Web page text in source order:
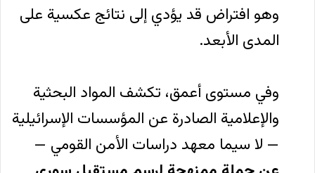
وهو افتراض قد يؤدي إلى نتائج عكسية على
المدى الأبعد.
وفي مستوى أعمق، تكشف المواد البحثية
والإعلامية الصادرة عن المؤسسات الإسرائيلية
— لا سيما معهد دراسات الأمن القومي —